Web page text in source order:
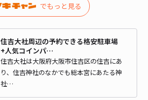
でもっと見る
住吉大社周辺の予約できる格安駐車場
+人気コインパ…
住吉大社は大阪府大阪市住吉区の住吉にあ
り、住吉神社のなかでも総本宮にあたる神
社…